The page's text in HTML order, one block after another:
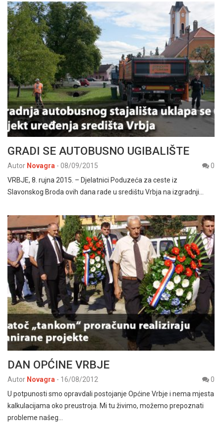
GRADI SE AUTOBUSNO UGIBALIŠTE
Autor Novagra - 08/09/2015
0
VRBJE, 8. rujna 2015. – Djelatnici Poduzeća za ceste iz
Slavonskog Broda ovih dana rade u središtu Vrbja na izgradnji…
DAN OPĆINE VRBJE
Autor Novagra - 16/08/2012
0
U potpunosti smo opravdali postojanje Općine Vrbje i nema mjesta
kalkulacijama oko preustroja. Mi tu živimo, možemo prepoznati
probleme našeg…